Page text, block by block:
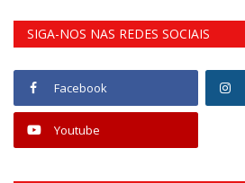
SIGA-NOS NAS REDES SOCIAIS
Facebook
Youtube